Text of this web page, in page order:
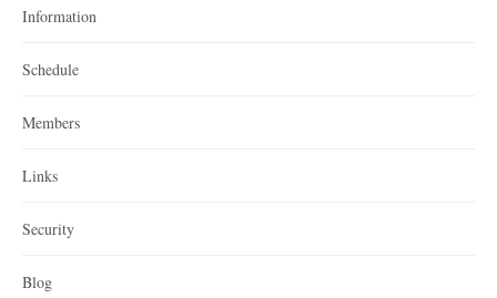
Information
Schedule
Members
Links
Security
Blog